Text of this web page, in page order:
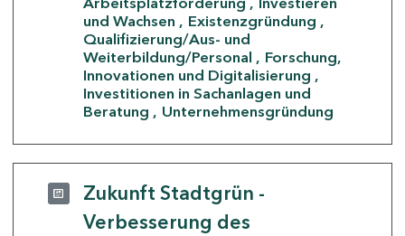
und Wachsen
Existenzgründung
Qualifizierung/Aus- und
Weiterbildung/Personal
Forschung,
Innovationen und Digitalisierung
Investitionen in Sachanlagen und
Beratung
Unternehmensgründung
Zukunft Stadtgrün -
Verbesserung des